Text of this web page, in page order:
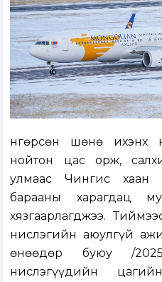
Өнгөрсөн шөнө ихэнх
нойтон цас орж,
улмаас Чингис
барааны харагдац
хязгаарлагджээ.
нислэгийн аюулгүй
өнөөдөр буюу /
нислэгүүдийн